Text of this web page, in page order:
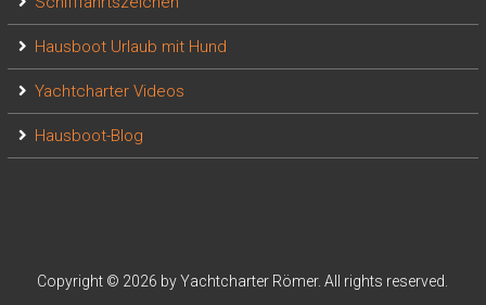
Hausboot Urlaub mit Hund
Yachtcharter Videos
Hausboot-Blog
Copyright © 2026 by Yachtcharter Römer. All rights reserved.